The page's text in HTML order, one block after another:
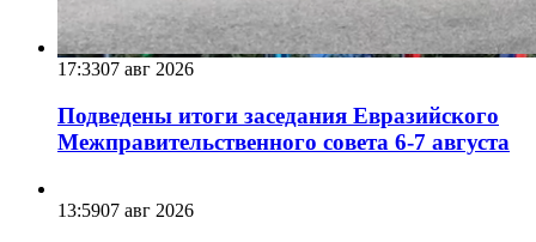
17:3307 авг 2026
Подведены итоги заседания Евразийского
Межправительственного совета 6-7 августа
13:5907 авг 2026